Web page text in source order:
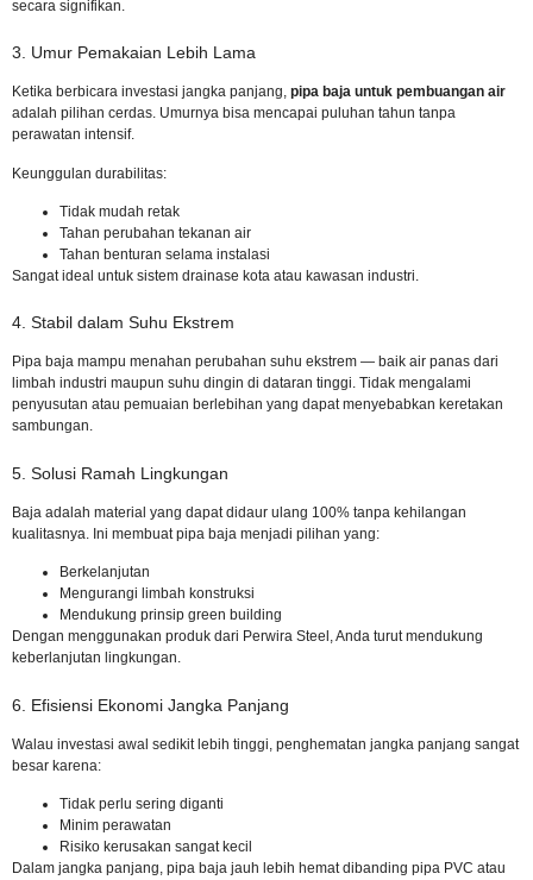
secara signifikan.
3. Umur Pemakaian Lebih Lama
Ketika berbicara investasi jangka panjang, pipa baja untuk pembuangan air
adalah pilihan cerdas. Umurnya bisa mencapai puluhan tahun tanpa
perawatan intensif.
Keunggulan durabilitas:
Tidak mudah retak
Tahan perubahan tekanan air
Tahan benturan selama instalasi
Sangat ideal untuk sistem drainase kota atau kawasan industri.
4. Stabil dalam Suhu Ekstrem
Pipa baja mampu menahan perubahan suhu ekstrem — baik air panas dari
limbah industri maupun suhu dingin di dataran tinggi. Tidak mengalami
penyusutan atau pemuaian berlebihan yang dapat menyebabkan keretakan
sambungan.
5. Solusi Ramah Lingkungan
Baja adalah material yang dapat didaur ulang 100% tanpa kehilangan
kualitasnya. Ini membuat pipa baja menjadi pilihan yang:
Berkelanjutan
Mengurangi limbah konstruksi
Mendukung prinsip green building
Dengan menggunakan produk dari Perwira Steel, Anda turut mendukung
keberlanjutan lingkungan.
6. Efisiensi Ekonomi Jangka Panjang
Walau investasi awal sedikit lebih tinggi, penghematan jangka panjang sangat
besar karena:
Tidak perlu sering diganti
Minim perawatan
Risiko kerusakan sangat kecil
Dalam jangka panjang, pipa baja jauh lebih hemat dibanding pipa PVC atau